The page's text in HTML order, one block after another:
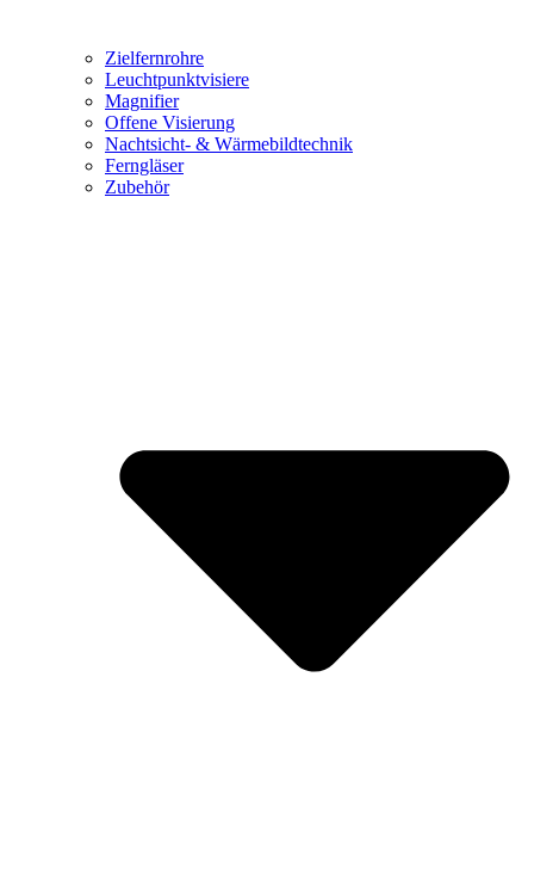
Zielfernrohre
Leuchtpunktvisiere
Magnifier
Offene Visierung
Nachtsicht- & Wärmebildtechnik
Ferngläser
Zubehör